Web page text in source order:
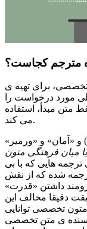
مترجم کجاست؟
تخصصی، برای تهیه ی
مورد درخواست را
متن مبدأ، استفاده
می کند.
از این جهت، طبق گفته ی «گوپریچ » (۱۹۹۳) و «آمان» و «ورمیر»
میان فرهنگی متون
ترجمه هایی که با بی
شده که از نقش
داشتن «قدرت»
دقیقا مخالف این
تخصصی توانایی
ی متن تخصصی